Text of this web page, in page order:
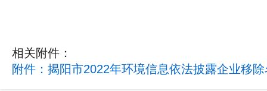
相关附件：
附件：揭阳市2022年环境信息依法披露企业移